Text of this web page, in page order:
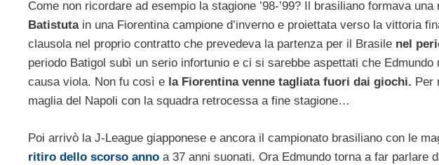
Come non ricordare ad esempio la stagione ’98-’99? Il brasiliano formava
Batistutain una Fiorentina campione d’inverno e proiettata verso la vittoria
clausola nel proprio contratto che prevedeva la partenza per il Brasile nel
periodo Batigol subì un serio infortunio e ci si sarebbe aspettati che
causa viola. Non fu così e la Fiorentina venne tagliata fuori dai giochi. Per
maglia del Napoli con la squadra retrocessa a fine stagione…
Poi arrivò la J-League giapponese e ancora il campionato brasiliano con le
ritiro dello scorso anno a 37 anni suonati. Ora Edmundo torna a far parlare